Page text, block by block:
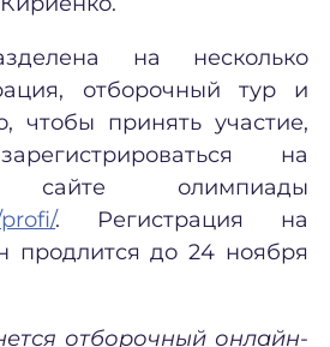
на несколько
отборочный тур и
чтобы принять участие,
на
сайте олимпиады
. Регистрация на
продлится до 24 ноября
отборочный онлайн-